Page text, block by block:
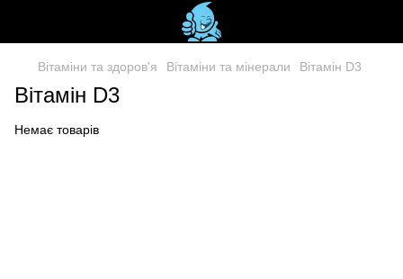
Вітаміни та здоров'я Вітаміни та мінерали Вітамін D3
Вітамін D3
Немає товарів